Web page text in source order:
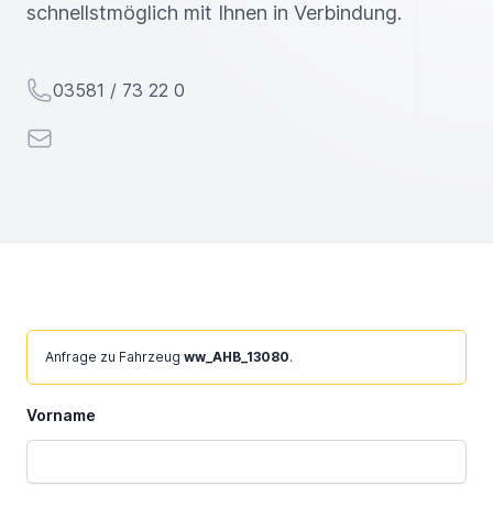
schnellstmöglich mit Ihnen in Verbindung.
Telefon
03581 / 73 22 0
E-Mail
Anfrage zu Fahrzeug ww_AHB_13080.
Vorname